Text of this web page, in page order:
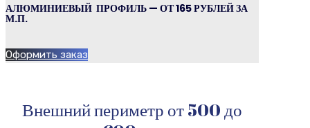
АЛЮМИНИЕВЫЙ ПРОФИЛЬ — ОТ 165 РУБЛЕЙ ЗА
М.П.
Оформить заказ
Внешний периметр от 500 до